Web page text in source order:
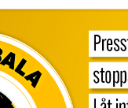
En av de som
Ben-Gvir som är
som ofta hetsar
en bosättning på